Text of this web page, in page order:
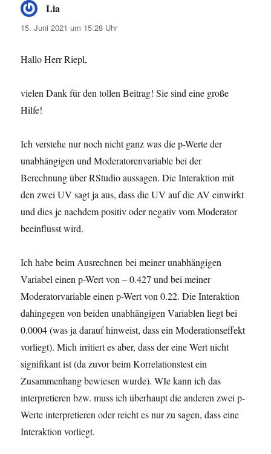
Lia
15. Juni 2021 um 15:28 Uhr
Hallo Herr Riepl,
vielen Dank für den tollen Beitrag! Sie sind eine große
Hilfe!
Ich verstehe nur noch nicht ganz was die p-Werte der
unabhängigen und Moderatorenvariable bei der
Berechnung über RStudio aussagen. Die Interaktion mit
den zwei UV sagt ja aus, dass die UV auf die AV einwirkt
und dies je nachdem positiv oder negativ vom Moderator
beeinflusst wird.
Ich habe beim Ausrechnen bei meiner unabhängigen
Variabel einen p-Wert von – 0.427 und bei meiner
Moderatorvariable einen p-Wert von 0.22. Die Interaktion
dahingegen von beiden unabhängigen Variablen liegt bei
0.0004 (was ja darauf hinweist, dass ein Moderationseffekt
vorliegt). Mich irritiert es aber, dass der eine Wert nicht
signifikant ist (da zuvor beim Korrelationstest ein
Zusammenhang bewiesen wurde). WIe kann ich das
interpretieren bzw. muss ich überhaupt die anderen zwei p-
Werte interpretieren oder reicht es nur zu sagen, dass eine
Interaktion vorliegt.